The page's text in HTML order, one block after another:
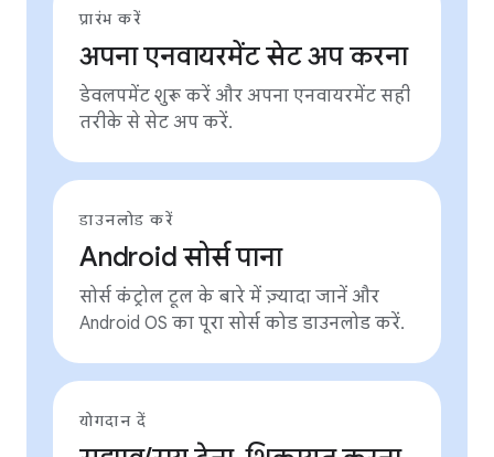
प्रारंभ करें
अपना एनवायरमेंट सेट अप करना
डेवलपमेंट शुरू करें और अपना एनवायरमेंट सही
तरीके से सेट अप करें.
डाउनलोड करें
Android सोर्स पाना
सोर्स कंट्रोल टूल के बारे में ज़्यादा जानें और
Android OS का पूरा सोर्स कोड डाउनलोड करें.
योगदान दें